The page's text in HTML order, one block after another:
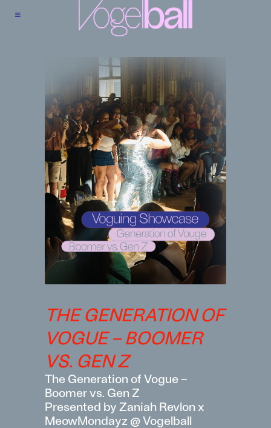
THE GENERATION OF
VOGUE – BOOMER
VS. GEN Z
The Generation of Vogue –
Boomer vs. Gen Z
Presented by Zaniah Revlon x
MeowMondayz @ Vogelball